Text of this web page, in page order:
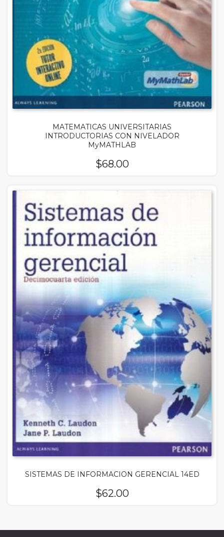
MATEMATICAS UNIVERSITARIAS
INTRODUCTORIAS CON NIVELADOR
MyMATHLAB
$68.00
SISTEMAS DE INFORMACION GERENCIAL 14ED
$62.00